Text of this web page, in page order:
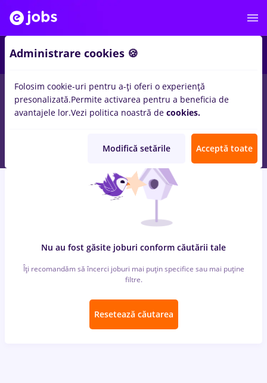
locuri de muncacu salarii asistent stomatologie, Full time
Bucurestipentru Student, Fara experienta inBanci, Medicina /
Sanatate
Nu au fost găsite joburi conform căutării tale
Îți recomandăm să încerci joburi mai puțin specifice sau mai puține
filtre.
Resetează căutarea
Administrare cookies 🍪
Folosim cookie-uri pentru a-ți oferi o experiență
presonalizată.Permite activarea pentru a beneficia de
avantajele lor.Vezi politica noastră de cookies.
Modifică setările Acceptă toate